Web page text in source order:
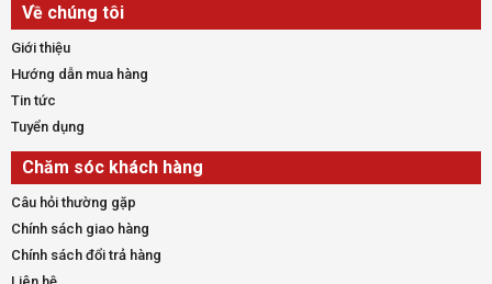
Về chúng tôi
Giới thiệu
Hướng dẫn mua hàng
Tin tức
Tuyển dụng
Chăm sóc khách hàng
Câu hỏi thường gặp
Chính sách giao hàng
Chính sách đổi trả hàng